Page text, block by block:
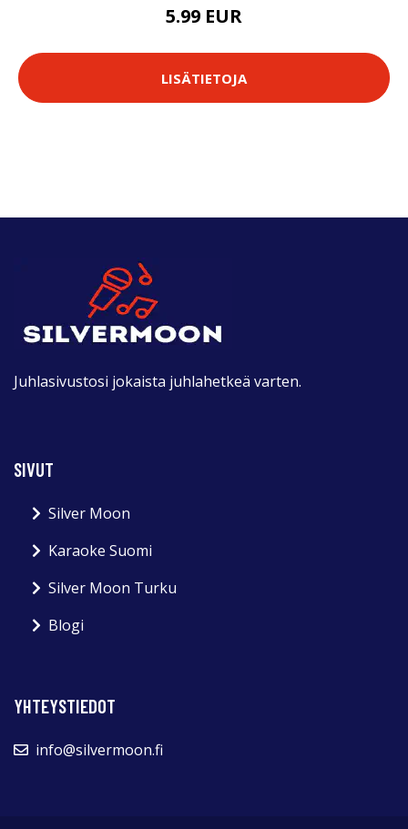
5.99 EUR
LISÄTIETOJA
Juhlasivustosi jokaista juhlahetkeä varten.
SIVUT
Silver Moon
Karaoke Suomi
Silver Moon Turku
Blogi
YHTEYSTIEDOT
info@silvermoon.fi